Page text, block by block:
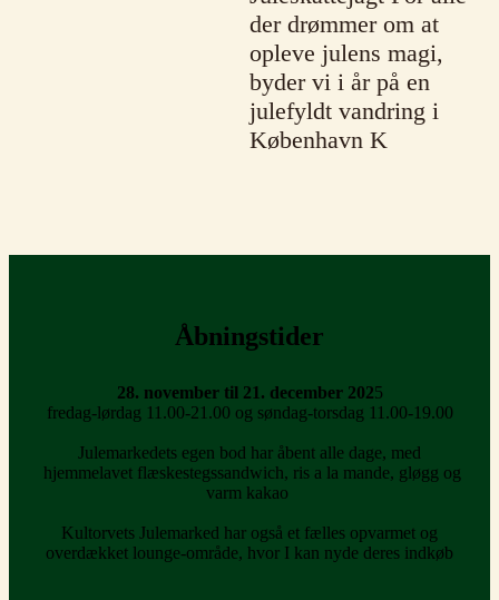
der drømmer om at
opleve julens magi,
byder vi i år på en
julefyldt vandring i
København K
Åbningstider
28. november til 21. december 2025
fredag-lørdag 11.00-21.00 og søndag-torsdag 11.00-19.00
Julemarkedets egen bod har åbent alle dage, med
hjemmelavet flæskestegssandwich, ris a la mande, gløgg og
varm kakao
Kultorvets Julemarked har også et fælles opvarmet og
overdækket lounge-område, hvor I kan nyde deres indkøb